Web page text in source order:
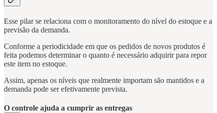
Esse pilar se relaciona com o monitoramento do nível do estoque e a
previsão da demanda.
Conforme a periodicidade em que os pedidos de novos produtos é
feita podemos determinar o quanto é necessário adquirir para repor
este item no estoque.
Assim, apenas os níveis que realmente importam são mantidos e a
demanda pode ser efetivamente prevista.
O controle ajuda a cumprir as entregas